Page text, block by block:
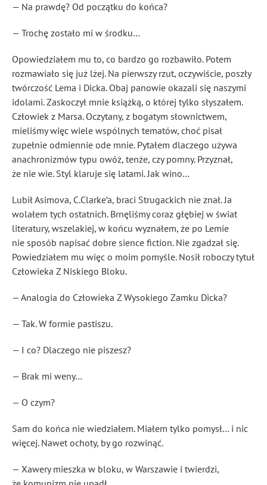
— Na prawdę? Od początku do końca?
— Trochę zostało mi w środku…
Opowiedziałem mu to, co bardzo go rozbawiło. Potem
rozmawiało się już lżej. Na pierwszy rzut, oczywiście, poszły
twórczość Lema i Dicka. Obaj panowie okazali się naszymi
idolami. Zaskoczył mnie książką, o której tylko słyszałem.
Człowiek z Marsa. Oczytany, z bogatym słownictwem,
mieliśmy więc wiele wspólnych tematów, choć pisał
zupełnie odmiennie ode mnie. Pytałem dlaczego używa
anachronizmów typu owóż, tenże, czy pomny. Przyznał,
że nie wie. Styl klaruje się latami. Jak wino…
Lubił Asimova, C.Clarke’a, braci Strugackich nie znał. Ja
wolałem tych ostatnich. Brnęliśmy coraz głębiej w świat
literatury, wszelakiej, w końcu wyznałem, że po Lemie
nie sposób napisać dobre sience fiction. Nie zgadzał się.
Powiedziałem mu więc o moim pomyśle. Nosił roboczy tytuł
Człowieka Z Niskiego Bloku.
— Analogia do Człowieka Z Wysokiego Zamku Dicka?
— Tak. W formie pastiszu.
— I co? Dlaczego nie piszesz?
— Brak mi weny…
— O czym?
Sam do końca nie wiedziałem. Miałem tylko pomysł… i nic
więcej. Nawet ochoty, by go rozwinąć.
— Xawery mieszka w bloku, w Warszawie i twierdzi,